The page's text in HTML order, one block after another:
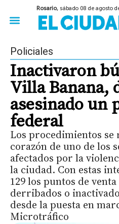
Rosario, sábado 08 de agosto
Policiales
Inactivaron
Villa Banana,
asesinado un
federal
Los procedimientos se
corazón de uno de los
afectados por la
la ciudad. Con estas
129 los puntos de
derribados o
desde la puesta en
Microtráfico